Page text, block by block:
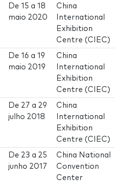
De15 a18
maio 2020
China
International
Exhibition
Centre (CIEC)
De16 a19
maio 2019
China
International
Exhibition
Centre (CIEC)
De 27 a 29
julho 2018
China
International
Exhibition
Centre (CIEC)
De 23 a 25
junho 2017
China National
Convention
Center